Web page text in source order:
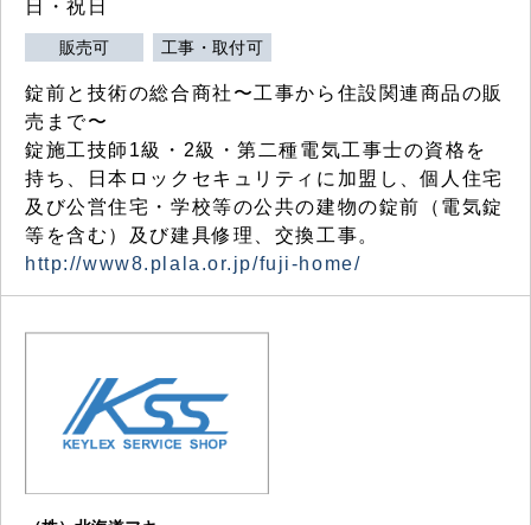
日・祝日
販売可 工事・取付可
錠前と技術の総合商社〜工事から住設関連商品の販
売まで〜
錠施工技師1級・2級・第二種電気工事士の資格を
持ち、日本ロックセキュリティに加盟し、個人住宅
及び公営住宅・学校等の公共の建物の錠前（電気錠
等を含む）及び建具修理、交換工事。
http://www8.plala.or.jp/fuji-home/